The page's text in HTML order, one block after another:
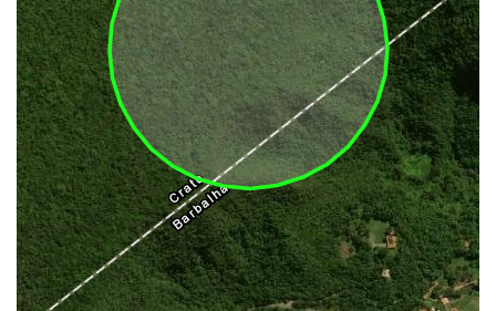
UC
Municipais
Hidrografia
1:1.000.000
(ANA)
Biomas
(IBGE)
Vegetação
(IBGE)
Rodovias
(IBGE)